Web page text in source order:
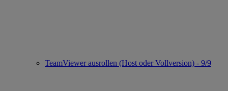
TeamViewer ausrollen (Host oder Vollversion) - 9/9